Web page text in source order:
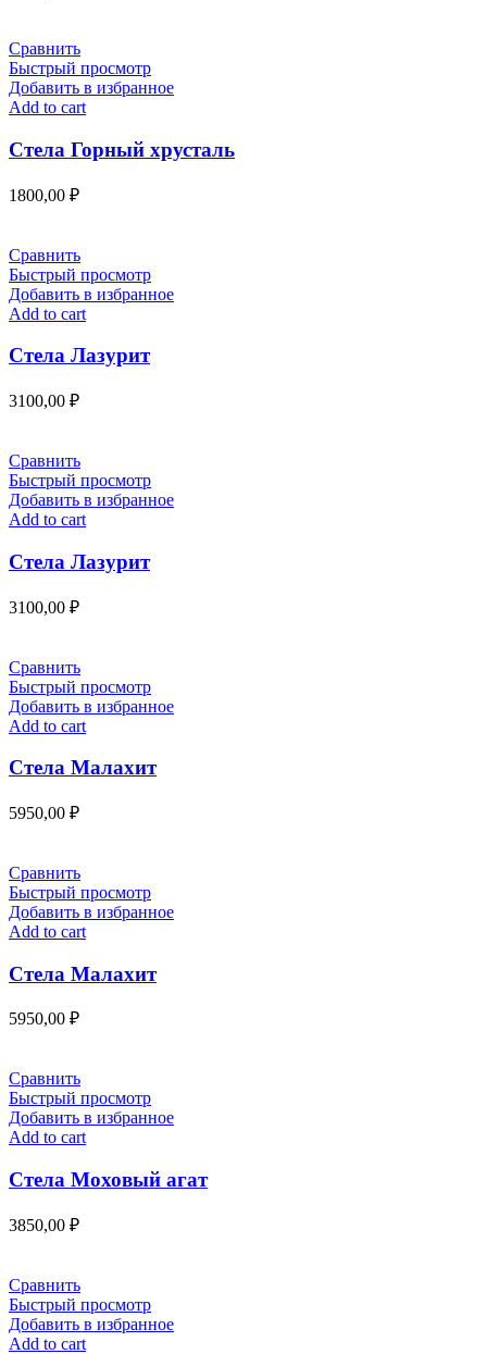
Сравнить
Быстрый просмотр
Добавить в избранное
Add to cart
Стела Горный хрусталь
1800,00 ₽
Сравнить
Быстрый просмотр
Добавить в избранное
Add to cart
Стела Лазурит
3100,00 ₽
Сравнить
Быстрый просмотр
Добавить в избранное
Add to cart
Стела Лазурит
3100,00 ₽
Сравнить
Быстрый просмотр
Добавить в избранное
Add to cart
Стела Малахит
5950,00 ₽
Сравнить
Быстрый просмотр
Добавить в избранное
Add to cart
Стела Малахит
5950,00 ₽
Сравнить
Быстрый просмотр
Добавить в избранное
Add to cart
Стела Моховый агат
3850,00 ₽
Сравнить
Быстрый просмотр
Добавить в избранное
Add to cart